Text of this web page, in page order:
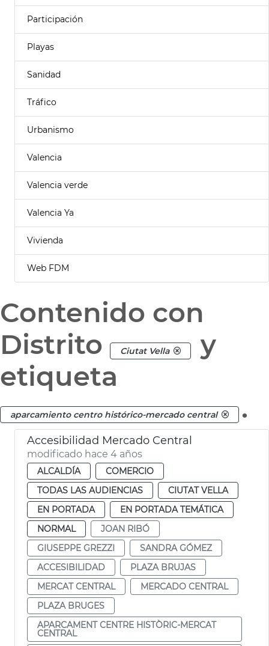
Participación
Playas
Sanidad
Tráfico
Urbanismo
Valencia
Valencia verde
Valencia Ya
Vivienda
Web FDM
Contenido con
Distrito
Ciutat Vella
y
etiqueta
aparcamiento centro histórico-mercado central .
Accesibilidad Mercado Central
modificado hace 4 años
ALCALDÍA
COMERCIO
TODAS LAS AUDIENCIAS
CIUTAT VELLA
EN PORTADA
EN PORTADA TEMÁTICA
NORMAL
JOAN RIBÓ
GIUSEPPE GREZZI
SANDRA GÓMEZ
ACCESIBILIDAD
PLAZA BRUJAS
MERCAT CENTRAL
MERCADO CENTRAL
PLAZA BRUGES
APARCAMENT CENTRE HISTÒRIC-MERCAT
CENTRAL